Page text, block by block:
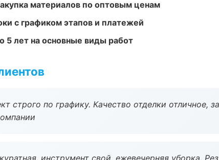
материалов по оптовым ценам
с графиком этапов и платежей
5 лет на основные виды работ
строго по графику. Качество отделки отличное,
инструмент свой, ежевечерняя уборка.